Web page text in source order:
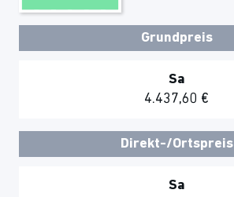
Grundpreis
Sa
4.437,60 €
Direkt-/Ortspreis
Sa